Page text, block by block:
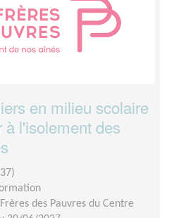
en milieu scolaire
à l'isolement des
des Pauvres du Centre